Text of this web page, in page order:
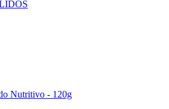
Nutritivo - 120g